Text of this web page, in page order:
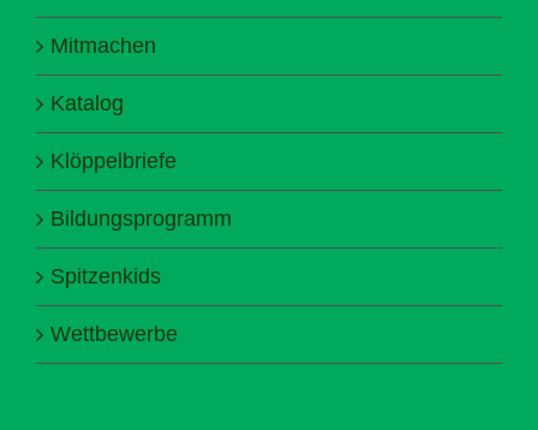
Mitmachen
Katalog
Klöppelbriefe
Bildungsprogramm
Spitzenkids
Wettbewerbe